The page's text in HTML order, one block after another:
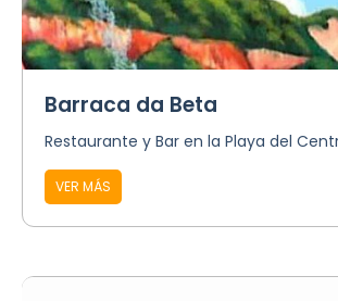
Barraca da Beta
Restaurante y Bar en la Playa del
VER MÁS